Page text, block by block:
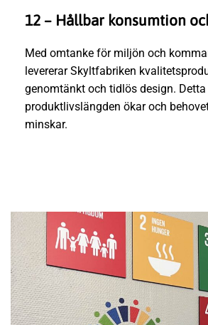
12 – Hållbar konsumtion
Med omtanke för miljön och
levererar Skyltfabriken
genomtänkt och tidlös design.
produktlivslängden ökar och
minskar.